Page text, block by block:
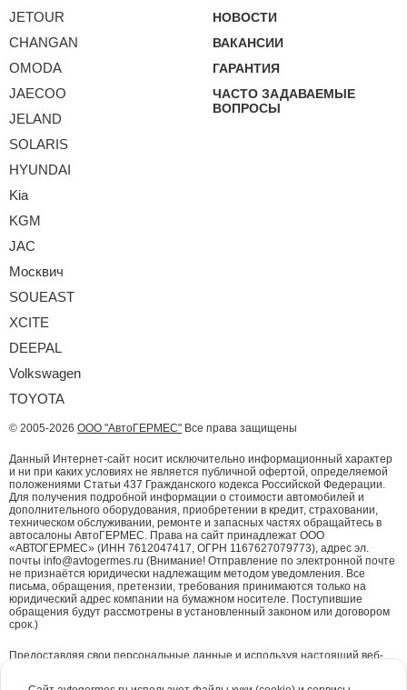
JETOUR
CHANGAN
OMODA
JAECOO
JELAND
SOLARIS
HYUNDAI
Kia
KGM
JAC
Москвич
SOUEAST
XCITE
DEEPAL
Volkswagen
TOYOTA
НОВОСТИ
ВАКАНСИИ
ГАРАНТИЯ
ЧАСТО ЗАДАВАЕМЫЕ
ВОПРОСЫ
© 2005-2026 ООО "АвтоГЕРМЕС" Все права защищены
Данный Интернет-сайт носит исключительно информационный характер
и ни при каких условиях не является публичной офертой, определяемой
положениями Статьи 437 Гражданского кодекса Российской Федерации.
Для получения подробной информации о стоимости автомобилей и
дополнительного оборудования, приобретении в кредит, страховании,
техническом обслуживании, ремонте и запасных частях обращайтесь в
автосалоны АвтоГЕРМЕС. Права на сайт принадлежат ООО
«АВТОГЕРМЕС» (ИНН 7612047417, ОГРН 1167627079773), адрес эл.
почты info@avtogermes.ru (Внимание! Отправление по электронной почте
не признаётся юридически надлежащим методом уведомления. Все
письма, обращения, претензии, требования принимаются только на
юридический адрес компании на бумажном носителе. Поступившие
обращения будут рассмотрены в установленный законом или договором
срок.)
Предоставляя свои персональные данные и используя настоящий веб-